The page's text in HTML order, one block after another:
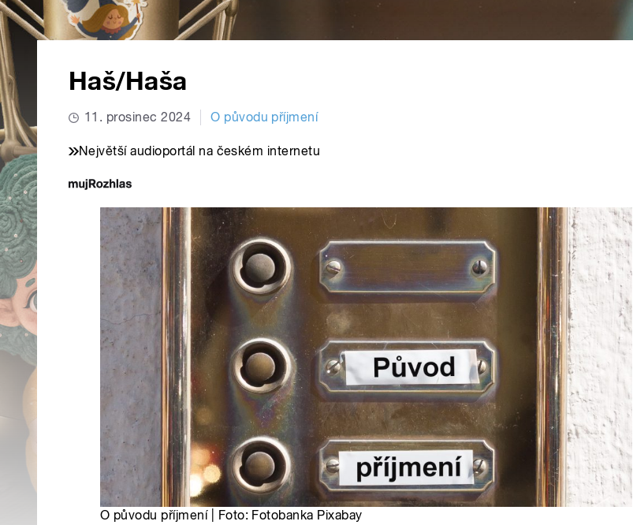
Haš/Haša
11. prosinec 2024 O původu příjmení
Největší audioportál na českém internetu
O původu příjmení | Foto: Fotobanka Pixabay